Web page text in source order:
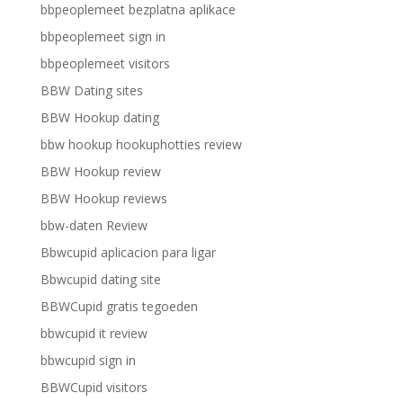
bbpeoplemeet bezplatna aplikace
bbpeoplemeet sign in
bbpeoplemeet visitors
BBW Dating sites
BBW Hookup dating
bbw hookup hookuphotties review
BBW Hookup review
BBW Hookup reviews
bbw-daten Review
Bbwcupid aplicacion para ligar
Bbwcupid dating site
BBWCupid gratis tegoeden
bbwcupid it review
bbwcupid sign in
BBWCupid visitors